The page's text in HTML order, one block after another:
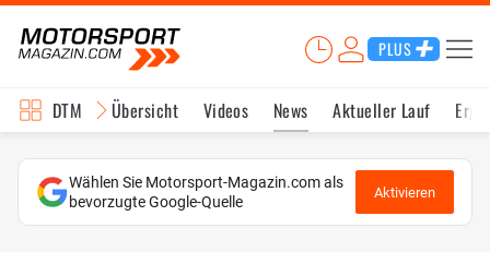
PLUS
DTM Übersicht Videos News Aktueller Lauf
Wählen Sie Motorsport-Magazin.com als
bevorzugte Google-Quelle
Aktivieren